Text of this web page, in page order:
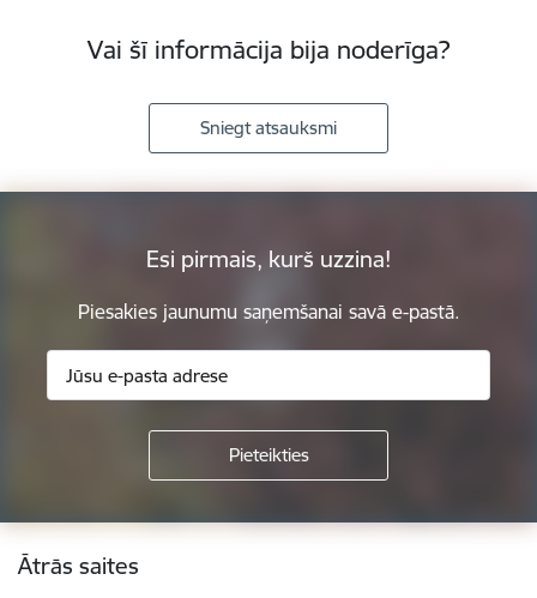
Vai šī informācija bija noderīga?
Sniegt atsauksmi
Esi pirmais, kurš uzzina!
Piesakies jaunumu saņemšanai savā e-pastā.
Kājene
Ātrās saites